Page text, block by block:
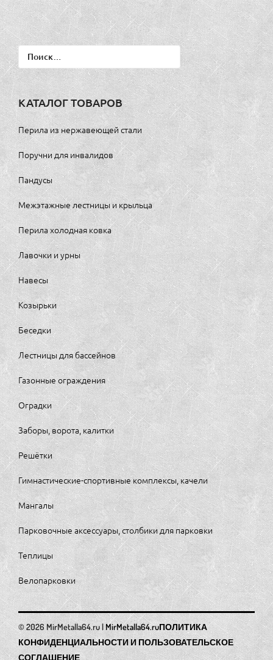
Найти:
КАТАЛОГ ТОВАРОВ
Перила из нержавеющей стали
Поручни для инвалидов
Пандусы
Межэтажные лестницы и крыльца
Перила холодная ковка
Лавочки и урны
Навесы
Козырьки
Беседки
Лестницы для бассейнов
Газонные ограждения
Оградки
Заборы, ворота, калитки
Решётки
Гимнастические-спортивные комплексы, качели
Мангалы
Парковочные аксессуары, столбики для парковки
Теплицы
Велопарковки
MirMetalla64.ruПОЛИТИКА
КОНФИДЕНЦИАЛЬНОСТИ И ПОЛЬЗОВАТЕЛЬСКОЕ
СОГЛАШЕНИЕ